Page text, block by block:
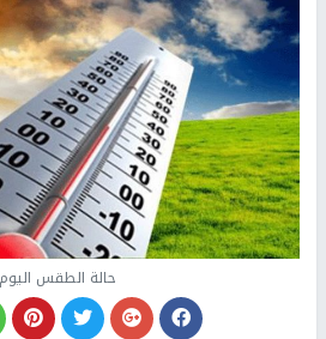
حالة الطقس اليوم